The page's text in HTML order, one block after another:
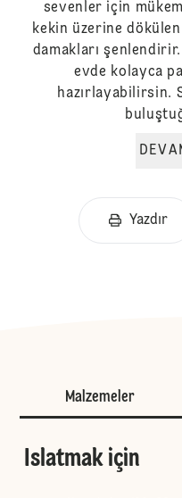
sevenler için
kekin üzerine
damakları
evde kolayca
hazırlayabilirsin.
Yazdır
Malzemeler
Islatmak için